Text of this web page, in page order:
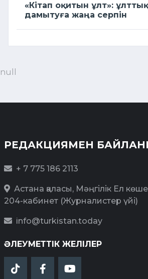
«Кітап оқитын ұлт»:
дамытуға жаңа серпін
null
РЕДАКЦИЯМЕН
+ 7 775 186 2113
Астана қаласы, Мәңгілік Ел
204-кабинет (Журналистер үйі)
info@turkistan.today
ӘЛЕУМЕТТІК ЖЕЛІЛЕР